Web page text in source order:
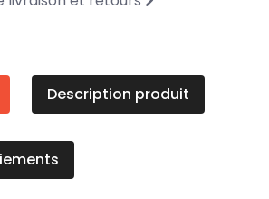
Description produit